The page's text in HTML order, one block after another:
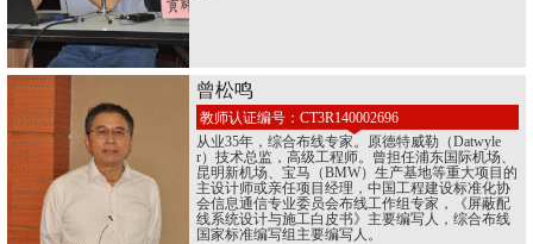
曾松鸣
教师认证编号：CT3R140002696
从业35年，综合布线专家。原德特威勒（Datwyle
r）技术总监，高级工程师。曾担任浦东国际机场、
昆明新机场、宝马（BMW）生产基地等重大项目的
主设计师或亲任项目经理，中国工程建设标准化协
会信息通信专业委员会布线工作组专家，《屏蔽配
线系统设计与施工白皮书》主要编写人，综合布线
国家标准编写组主要编写人。